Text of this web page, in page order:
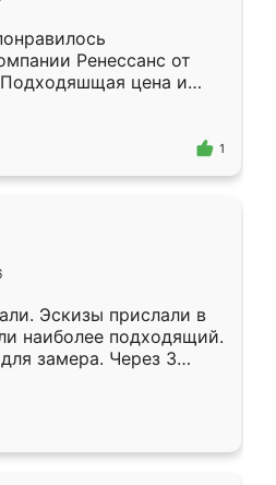
Ренессанс от
цена и
Приехавший
Владислав
эскизу самый
1
Эскизы прислали в
наиболее подходящий.
замера. Через 3
готова. Остались
Спасибо Ренессанс
работу!